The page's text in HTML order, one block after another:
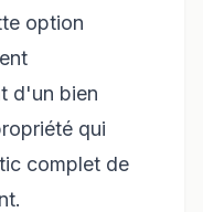
option
d'un bien
qui
complet de